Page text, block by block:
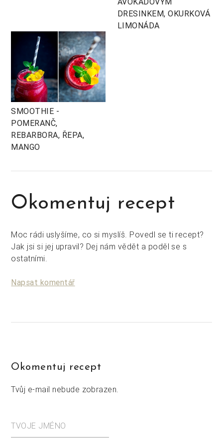
DRESINKEM, OKURKOVÁ
LIMONÁDA
SMOOTHIE -
POMERANČ,
REBARBORA, ŘEPA,
MANGO
Okomentuj recept
Moc rádi uslyšíme, co si myslíš. Povedl se ti recept?
Jak jsi si jej upravil? Dej nám vědět a poděl se s
ostatními.
Napsat komentář
Okomentuj recept
Tvůj e-mail nebude zobrazen.
TVOJE JMÉNO